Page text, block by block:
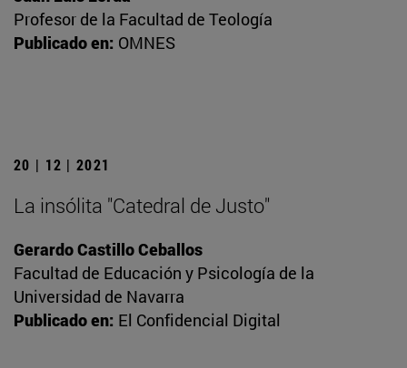
Profesor de la Facultad de Teología
Publicado en: OMNES
20 | 12 | 2021
La insólita "Catedral de Justo"
Gerardo Castillo Ceballos
Facultad de Educación y Psicología de la
Universidad de Navarra
Publicado en: El Confidencial Digital